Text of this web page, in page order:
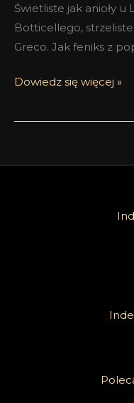
Świetliste jak anioły
Botticellego,
Greco. Jak feniks z
Dowiedz się więcej »